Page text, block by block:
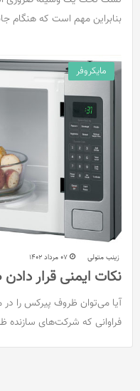
بنابراین مهم است که هنگام
مایکروفر
زینب متولی 07 مرداد 1402
نکات ایمنی قرار
آیا می‌توان ظروف پیرکس را در
فراوانی که شرکت‌های